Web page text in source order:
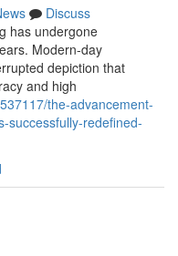
Discuss
has undergone
Modern-day
depiction that
and high
the-advancement-
successfully-redefined-